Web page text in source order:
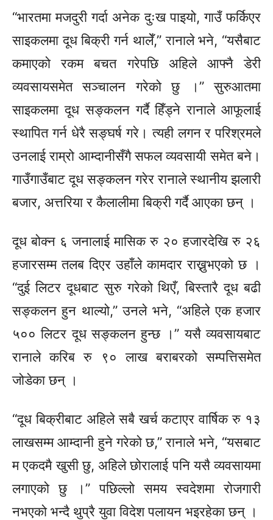
“भारतमा मजदुरी गर्दा अनेक दुःख पाइयो, गाउँ फर्किएर
साइकलमा दूध बिक्री गर्न थालेँ,” रानाले भने, “यसैबाट
कमाएको रकम बचत गरेपछि अहिले आफ्नै डेरी
व्यवसायसमेत सञ्चालन गरेको छु ।” सुरुआतमा
साइकलमा दूध सङ्कलन गर्दै हिँड्ने रानाले आफूलाई
स्थापित गर्न धेरै सङ्घर्ष गरे। त्यही लगन र परिश्रमले
उनलाई राम्रो आम्दानीसँगै सफल व्यवसायी समेत बने।
गाउँगाउँबाट दूध सङ्कलन गरेर रानाले स्थानीय झलारी
बजार, अत्तरिया र कैलालीमा बिक्री गर्दै आएका छन् ।
दूध बोक्न ६ जनालाई मासिक रु २० हजारदेखि रु २६
हजारसम्म तलब दिएर उहाँले कामदार राख्नुभएको छ ।
“दुई लिटर दूधबाट सुरु गरेको थिएँ, बिस्तारै दूध बढी
सङ्कलन हुन थाल्यो,” उनले भने, “अहिले एक हजार
५०० लिटर दूध सङ्कलन हुन्छ ।” यसै व्यवसायबाट
रानाले करिब रु ९० लाख बराबरको सम्पत्तिसमेत
जोडेका छन् ।
“दूध बिक्रीबाट अहिले सबै खर्च कटाएर वार्षिक रु १३
लाखसम्म आम्दानी हुने गरेको छ,” रानाले भने, “यसबाट
म एकदमै खुसी छु, अहिले छोरालाई पनि यसै व्यवसायमा
लगाएको छु ।” पछिल्लो समय स्वदेशमा रोजगारी
नभएको भन्दै थुप्रै युवा विदेश पलायन भइरहेका छन् ।